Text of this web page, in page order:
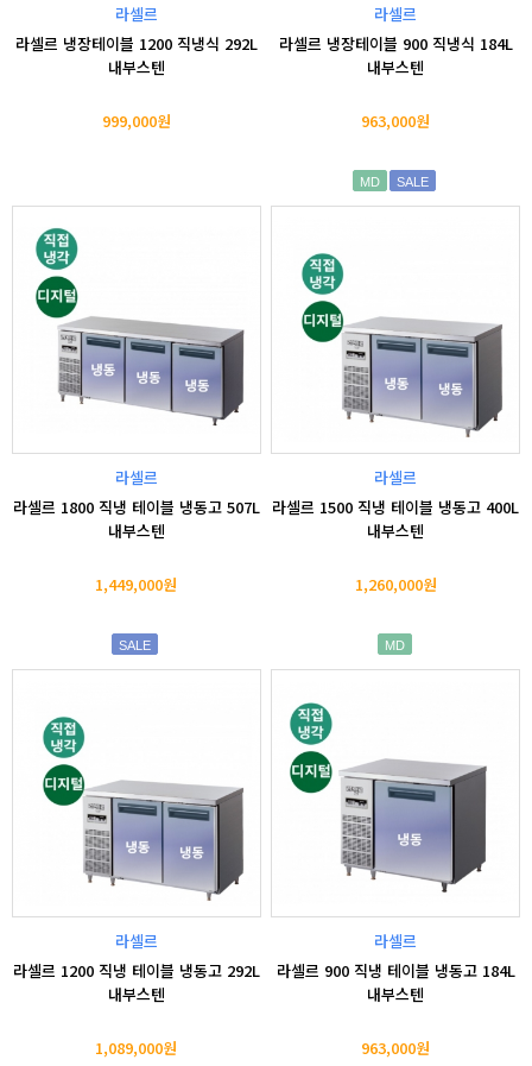
라셀르
라셀르 냉장테이블 1200 직냉식 292L
내부스텐
999,000원
라셀르
라셀르 냉장테이블 900 직냉식 184L
내부스텐
963,000원
MD SALE
라셀르
라셀르 1800 직냉 테이블 냉동고 507L
내부스텐
1,449,000원
SALE
라셀르
라셀르 1500 직냉 테이블 냉동고 400L
내부스텐
1,260,000원
MD
라셀르
라셀르 1200 직냉 테이블 냉동고 292L
내부스텐
1,089,000원
라셀르
라셀르 900 직냉 테이블 냉동고 184L
내부스텐
963,000원